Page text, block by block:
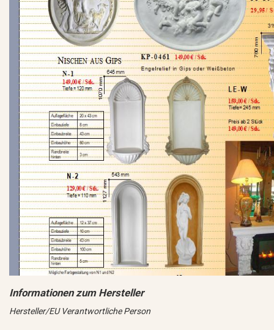
Hersteller/EU Verantwortliche Person